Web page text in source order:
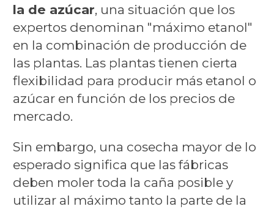
la de azúcar, una situación que los
expertos denominan "máximo etanol"
en la combinación de producción de
las plantas. Las plantas tienen cierta
flexibilidad para producir más etanol o
azúcar en función de los precios de
mercado.
Sin embargo, una cosecha mayor de lo
esperado significa que las fábricas
deben moler toda la caña posible y
utilizar al máximo tanto la parte de la